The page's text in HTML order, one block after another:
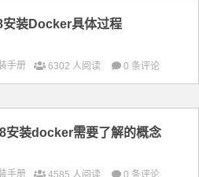
装Docker具体过程
手册 6302 人阅读 0 条评论
安装docker需要了解的概念
手册 4585 人阅读 0 条评论